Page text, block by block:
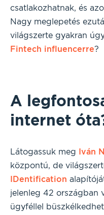
csatlakozhatnak, és
Nagy meglepetés
világszerte gyakran
Fintech influencerre?
A
internet
Látogassuk meg Iván
központú, de
IDentification
jelenleg 42 országban
ügyféllel